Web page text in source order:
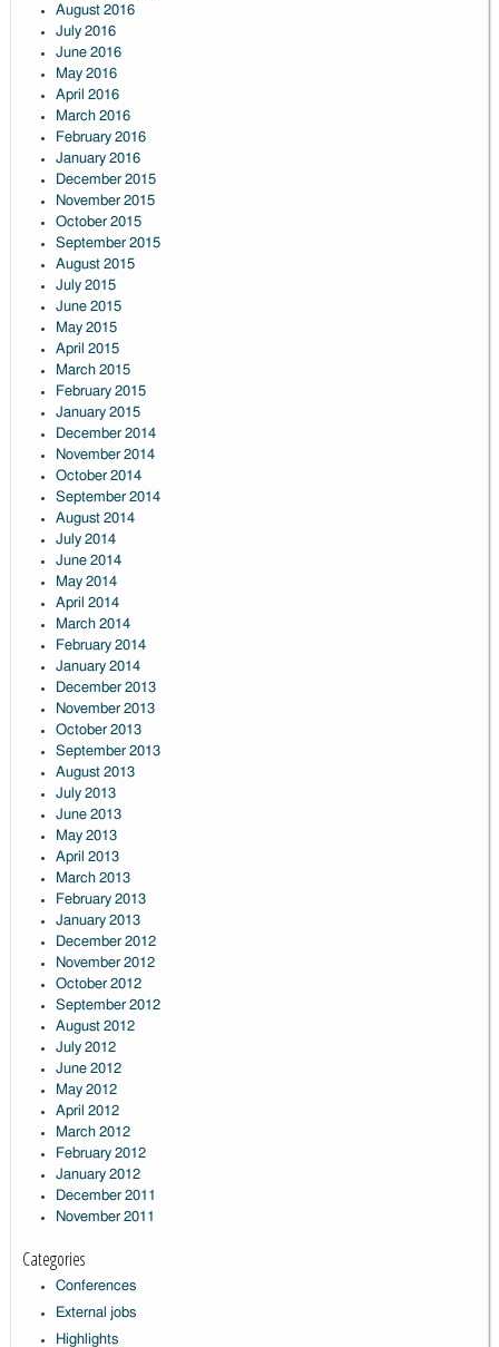
August 2016
July 2016
June 2016
May 2016
April 2016
March 2016
February 2016
January 2016
December 2015
November 2015
October 2015
September 2015
August 2015
July 2015
June 2015
May 2015
April 2015
March 2015
February 2015
January 2015
December 2014
November 2014
October 2014
September 2014
August 2014
July 2014
June 2014
May 2014
April 2014
March 2014
February 2014
January 2014
December 2013
November 2013
October 2013
September 2013
August 2013
July 2013
June 2013
May 2013
April 2013
March 2013
February 2013
January 2013
December 2012
November 2012
October 2012
September 2012
August 2012
July 2012
June 2012
May 2012
April 2012
March 2012
February 2012
January 2012
December 2011
November 2011
Categories
Conferences
External jobs
Highlights